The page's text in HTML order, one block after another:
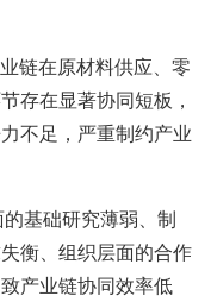
链在原材料供应、零
存在显著协同短板，
不足，严重制约产业
基础研究薄弱、制
衡、组织层面的合作
产业链协同效率低